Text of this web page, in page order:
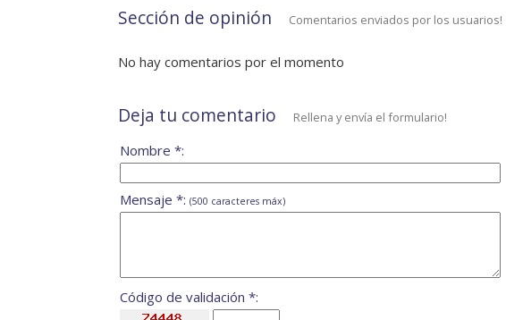
Sección de opinión Comentarios enviados por los usuarios!
No hay comentarios por el momento
Deja tu comentario Rellena y envía el formulario!
Nombre *:
Mensaje *: (500 caracteres máx)
Código de validación *: